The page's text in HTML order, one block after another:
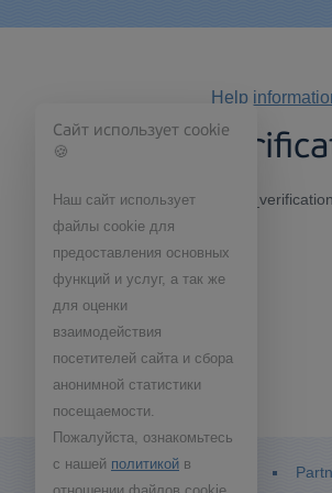
Help
about_verification
Сайт использует cookie
🍪
Наш сайт использует
файлы cookie для
предоставления основных
функций и услуг, а так же
для оценки
взаимодействия
посетителей сайта и сбора
анонимной статистики
посещаемости.
Пожалуйста, ознакомьтесь
с нашей политикой в